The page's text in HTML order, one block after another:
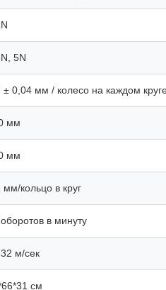
5N
± 0,04 мм / колесо на каждом
мм
мм
мм/кольцо в круг
в минуту
м/сек
см